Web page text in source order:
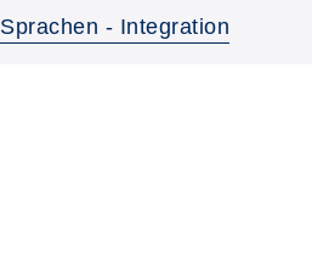
Sprachen - Integration